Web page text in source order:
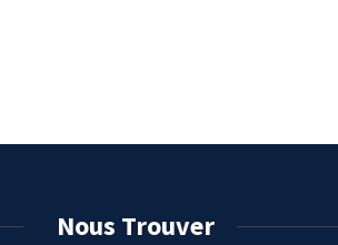
Nous Trouver